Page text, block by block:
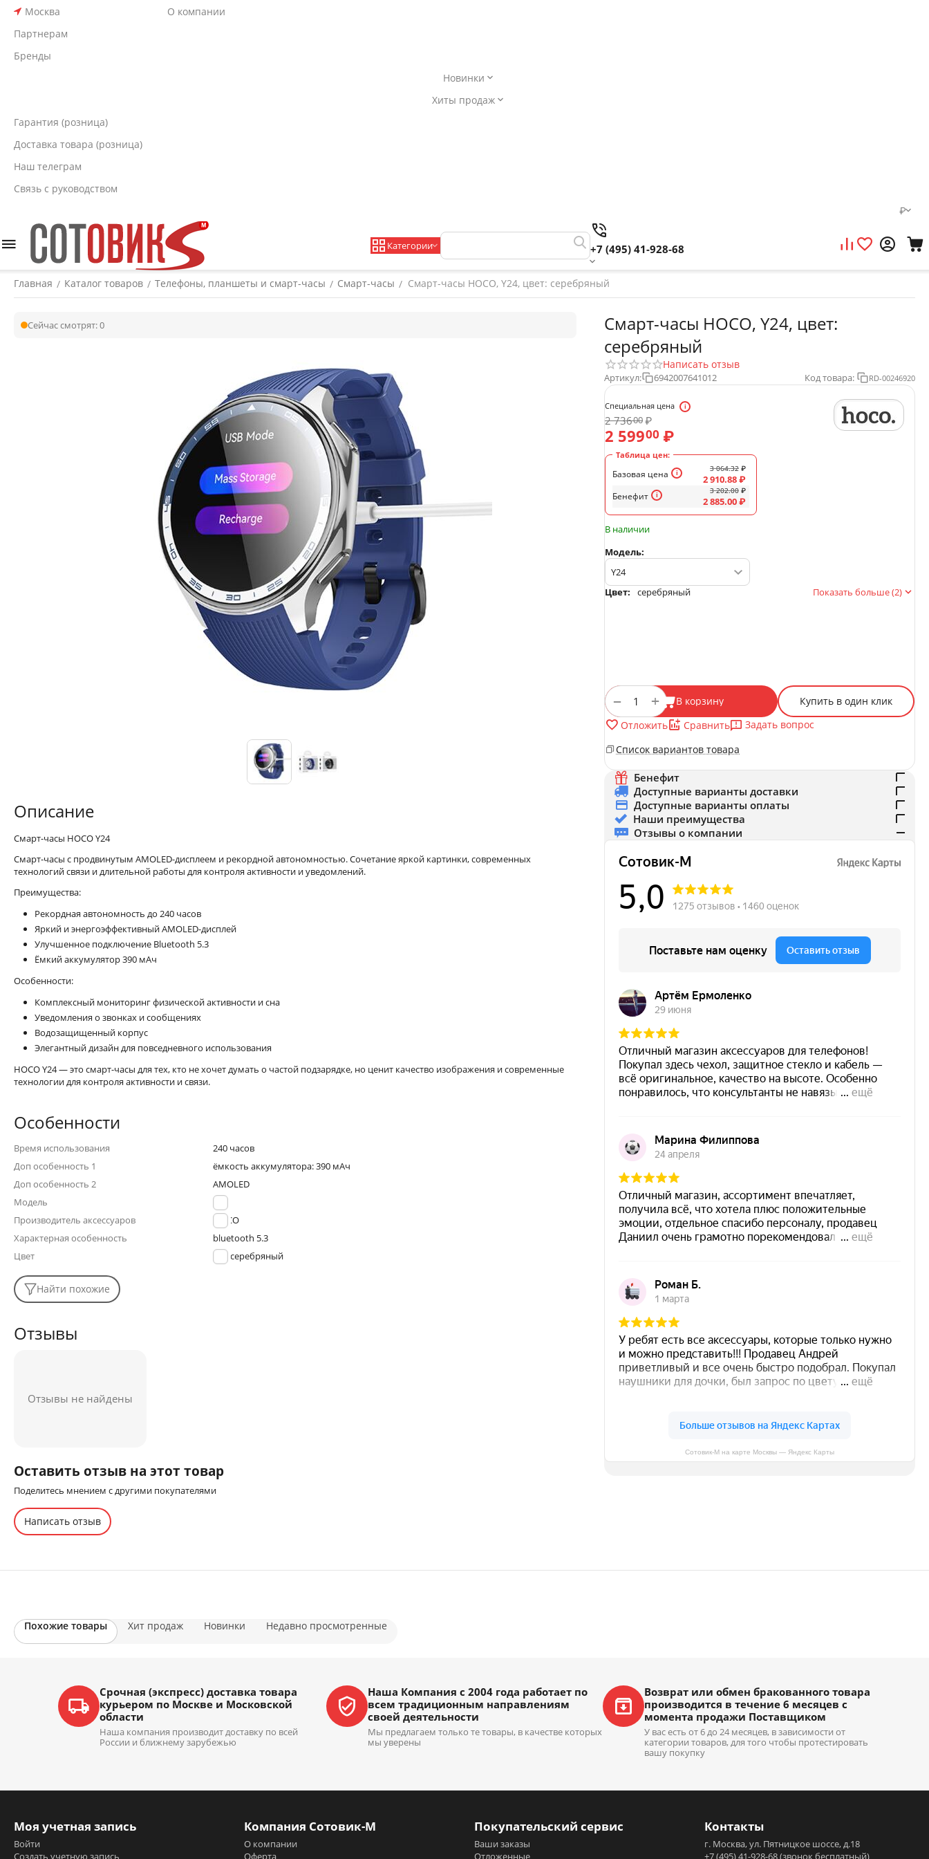
Москва
О компании
Партнерам
Бренды
Новинки
Хиты продаж
Гарантия (розница)
Доставка товара (розница)
Наш телеграм
Связь с руководством
₽
Категории +7 (495) 41-928-68
Главная / Каталог товаров / Телефоны, планшеты и смарт-часы / Смарт-часы / Смарт-часы HOCO, Y24, цвет: серебряный
Сейчас смотрят:0
Смарт-часы HOCO, Y24, цвет:
серебряный
Написать отзыв
Артикул: 6942007641012 Код товара: RD-00246920
Специальная цена
2 73600₽
2 59900 ₽
Таблица цен:
Базовая цена
Бенефит
3 064.32 ₽
2 910.88₽
3 202.00 ₽
2 885.00₽
В наличии
Модель:
Цвет: серебряный Показать больше (2)
+
− В корзину
Купить в один клик
Отложить
Сравнить
Задать вопрос
Список вариантов товара
Бенефит
Доступные варианты доставки
Доступные варианты оплаты
Наши преимущества
Отзывы о компании
Сотовик-М на карте Москвы — Яндекс Карты
Описание
Смарт-часы HOCO Y24
Смарт-часы с продвинутым AMOLED-дисплеем и рекордной автономностью. Сочетание яркой картинки, современных
технологий связи и длительной работы для контроля активности и уведомлений.
Преимущества:
Рекордная автономность до 240 часов
Яркий и энергоэффективный AMOLED-дисплей
Улучшенное подключение Bluetooth 5.3
Ёмкий аккумулятор 390 мАч
Особенности:
Комплексный мониторинг физической активности и сна
Уведомления о звонках и сообщениях
Водозащищенный корпус
Элегантный дизайн для повседневного использования
HOCO Y24 — это смарт-часы для тех, кто не хочет думать о частой подзарядке, но ценит качество изображения и современные
технологии для контроля активности и связи.
Особенности
Время использования
240 часов
Доп особенность 1
ёмкость аккумулятора: 390 мАч
Доп особенность 2
AMOLED
Модель
Y24
Производитель аксессуаров
HOCO
Характерная особенность
bluetooth 5.3
Цвет
серебряный
Найти похожие
Отзывы
Отзывы не найдены
Оставить отзыв на этот товар
Поделитесь мнением с другими покупателями
Написать отзыв
Похожие товары Хит продаж Новинки Недавно просмотренные
Срочная (экспресс) доставка товара
курьером по Москве и Московской
области
Наша компания производит доставку по всей
России и ближнему зарубежью
Наша Компания с 2004 года работает по
всем традиционным направлениям
своей деятельности
Мы предлагаем только те товары, в качестве которых
мы уверены
Возврат или обмен бракованного товара
производится в течение 6 месяцев с
момента продажи Поставщиком
У вас есть от 6 до 24 месяцев, в зависимости от
категории товаров, для того чтобы протестировать
вашу покупку
Моя учетная запись
Войти
Создать учетную запись
Компания Сотовик-М
О компании
Оферта
Покупательский сервис
Ваши заказы
Отложенные
Контакты
г. Москва, ул. Пятницкое шоссе, д.18
+7 (495) 41-928-68(звонок бесплатный)